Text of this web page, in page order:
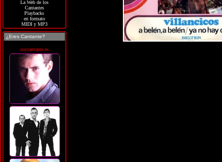
La Web de los
Cantantes
Playbacks
en formato
MIDI y MP3
¿Eres Cantante?
soycantante.es